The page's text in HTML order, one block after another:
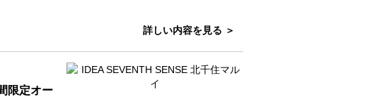
詳しい内容を見る ＞
限定オー